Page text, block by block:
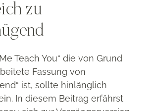
zu
Teach You“ die von Grund
Fassung von
ist, sollte hinlänglich
In diesem Beitrag erfährst